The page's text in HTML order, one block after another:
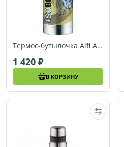
Термос-бутылочка Alfi Active Bike 0,35L
1 420
В КОРЗИНУ